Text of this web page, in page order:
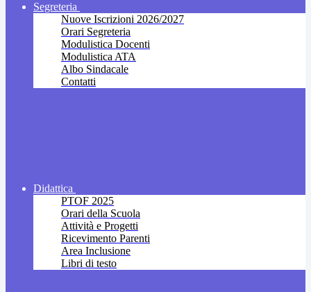
Segreteria
Nuove Iscrizioni 2026/2027
Orari Segreteria
Modulistica Docenti
Modulistica ATA
Albo Sindacale
Contatti
Didattica
PTOF 2025
Orari della Scuola
Attività e Progetti
Ricevimento Parenti
Area Inclusione
Libri di testo